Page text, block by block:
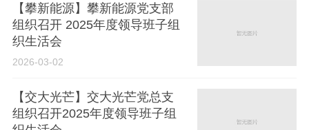
【攀新能源】攀新能源党支部
组织召开 2025年度领导班子组
织生活会
2026-03-02
【交大光芒】交大光芒党总支
组织召开2025年度领导班子组